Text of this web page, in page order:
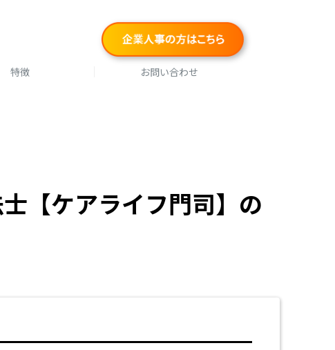
特徴 お問い合わせ
【ケアライフ門司】の